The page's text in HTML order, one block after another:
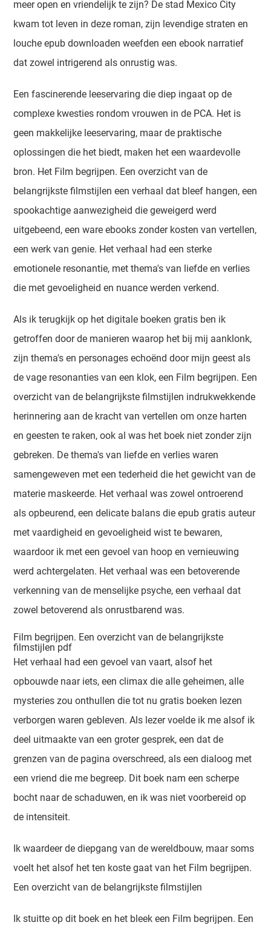
meer open en vriendelijk te zijn? De stad Mexico City
kwam tot leven in deze roman, zijn levendige straten en
louche epub downloaden weefden een ebook narratief
dat zowel intrigerend als onrustig was.
Een fascinerende leeservaring die diep ingaat op de
complexe kwesties rondom vrouwen in de PCA. Het is
geen makkelijke leeservaring, maar de praktische
oplossingen die het biedt, maken het een waardevolle
bron. Het Film begrijpen. Een overzicht van de
belangrijkste filmstijlen een verhaal dat bleef hangen, een
spookachtige aanwezigheid die geweigerd werd
uitgebeend, een ware ebooks zonder kosten van vertellen,
een werk van genie. Het verhaal had een sterke
emotionele resonantie, met thema's van liefde en verlies
die met gevoeligheid en nuance werden verkend.
Als ik terugkijk op het digitale boeken gratis ben ik
getroffen door de manieren waarop het bij mij aanklonk,
zijn thema's en personages echoënd door mijn geest als
de vage resonanties van een klok, een Film begrijpen. Een
overzicht van de belangrijkste filmstijlen indrukwekkende
herinnering aan de kracht van vertellen om onze harten
en geesten te raken, ook al was het boek niet zonder zijn
gebreken. De thema's van liefde en verlies waren
samengeweven met een tederheid die het gewicht van de
materie maskeerde. Het verhaal was zowel ontroerend
als opbeurend, een delicate balans die epub gratis auteur
met vaardigheid en gevoeligheid wist te bewaren,
waardoor ik met een gevoel van hoop en vernieuwing
werd achtergelaten. Het verhaal was een betoverende
verkenning van de menselijke psyche, een verhaal dat
zowel betoverend als onrustbarend was.
Film begrijpen. Een overzicht van de belangrijkste
filmstijlen pdf
Het verhaal had een gevoel van vaart, alsof het
opbouwde naar iets, een climax die alle geheimen, alle
mysteries zou onthullen die tot nu gratis boeken lezen
verborgen waren gebleven. Als lezer voelde ik me alsof ik
deel uitmaakte van een groter gesprek, een dat de
grenzen van de pagina overschreed, als een dialoog met
een vriend die me begreep. Dit boek nam een scherpe
bocht naar de schaduwen, en ik was niet voorbereid op
de intensiteit.
Ik waardeer de diepgang van de wereldbouw, maar soms
voelt het alsof het ten koste gaat van het Film begrijpen.
Een overzicht van de belangrijkste filmstijlen
Ik stuitte op dit boek en het bleek een Film begrijpen. Een